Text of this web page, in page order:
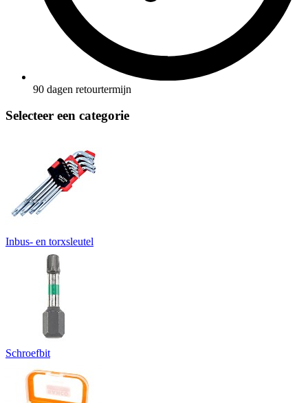
90 dagen retourtermijn
Selecteer een categorie
Inbus- en torxsleutel
Schroefbit